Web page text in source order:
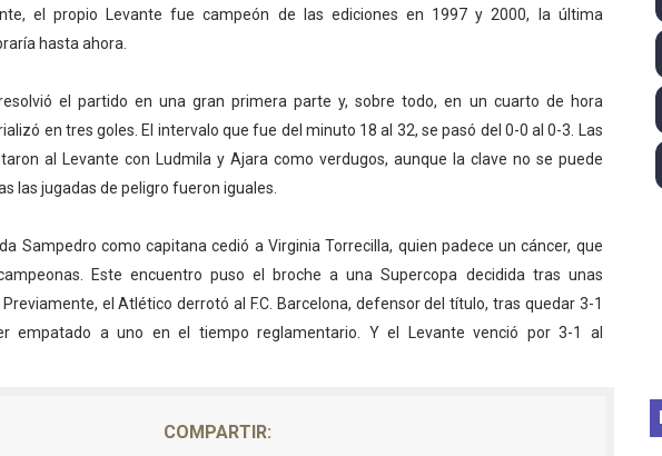
de piragüismo slalom 2026 (Oklahoma City, Estados Unidos) - Miquel Travé
Francia masculino 2026 - Tadej Pogacar entra en el selecto grupo de los
de Fórmula 1 2026 - Lando Norris consigue en Hungría su primera victoria
de Europa en aguas abiertas 2026 (París, Francia) - Wellbrock y
el propio Levante fue campeón de las ediciones en 1997 y 2000, la última
hasta ahora.
el partido en una gran primera parte y, sobre todo, en un cuarto de hora
en tres goles. El intervalo que fue del minuto 18 al 32, se pasó del 0-0 al 0-3. Las
al Levante con Ludmila y Ajara como verdugos, aunque la clave no se puede
las jugadas de peligro fueron iguales.
Sampedro como capitana cedió a Virginia Torrecilla, quien padece un cáncer, que
Este encuentro puso el broche a una Supercopa decidida tras unas
el Atlético derrotó al F.C. Barcelona, defensor del título, tras quedar 3-1
empatado a uno en el tiempo reglamentario. Y el Levante venció por 3-1 al
COMPARTIR: